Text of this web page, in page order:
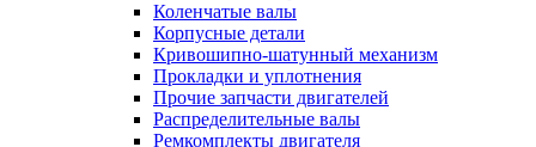
Коленчатые валы
Корпусные детали
Кривошипно-шатунный механизм
Прокладки и уплотнения
Прочие запчасти двигателей
Распределительные валы
Ремкомплекты двигателя